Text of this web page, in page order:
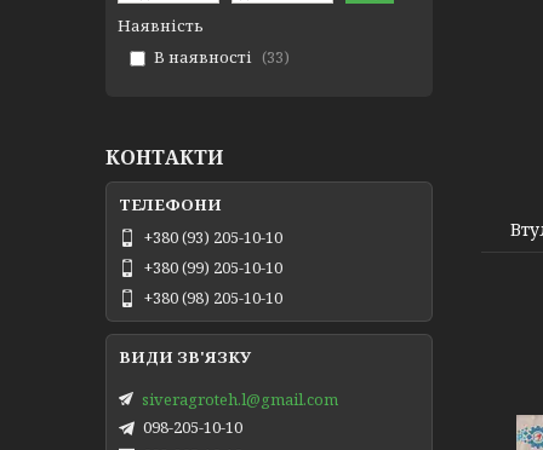
Наявність
В наявності
33
КОНТАКТИ
+380 (93) 205-10-10
+380 (99) 205-10-10
+380 (98) 205-10-10
siveragroteh.l@gmail.com
098-205-10-10